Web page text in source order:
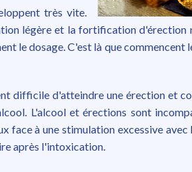
très vite.
légère et la fortification d'érection
le dosage. C'est là que commencent
difficile d'atteindre une érection et
L'alcool et érections sont
face à une stimulation excessive
après l'intoxication.